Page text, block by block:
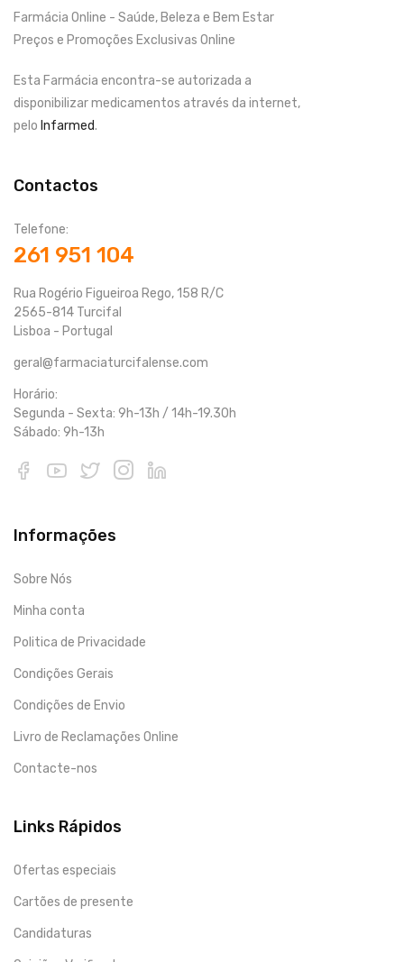
Farmácia Online - Saúde, Beleza e Bem Estar
Preços e Promoções Exclusivas Online
Esta Farmácia encontra-se autorizada a
disponibilizar medicamentos através da internet,
pelo Infarmed.
Contactos
Telefone:
261 951 104
Rua Rogério Figueiroa Rego, 158 R/C
2565-814 Turcifal
Lisboa - Portugal
geral@farmaciaturcifalense.com
Horário:
Segunda - Sexta: 9h-13h / 14h-19.30h
Sábado: 9h-13h
Informações
Sobre Nós
Minha conta
Politica de Privacidade
Condições Gerais
Condições de Envio
Livro de Reclamações Online
Contacte-nos
Links Rápidos
Ofertas especiais
Cartões de presente
Candidaturas